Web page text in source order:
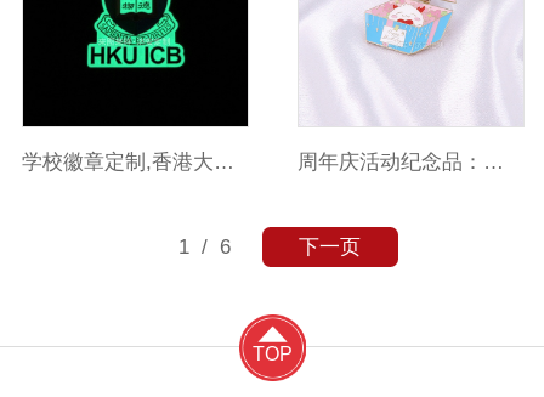
学校徽章定制,香港大学夜光徽章 周年庆活动纪念品：创意翻盖徽章
1/ 6 下一页
TOP